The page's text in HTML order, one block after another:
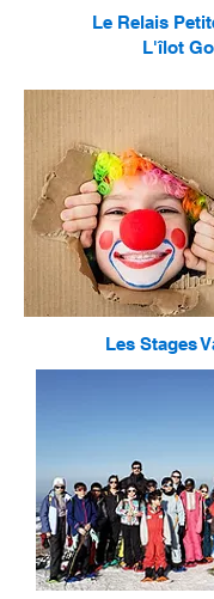
Le Relais
L'îlot
Les Stages